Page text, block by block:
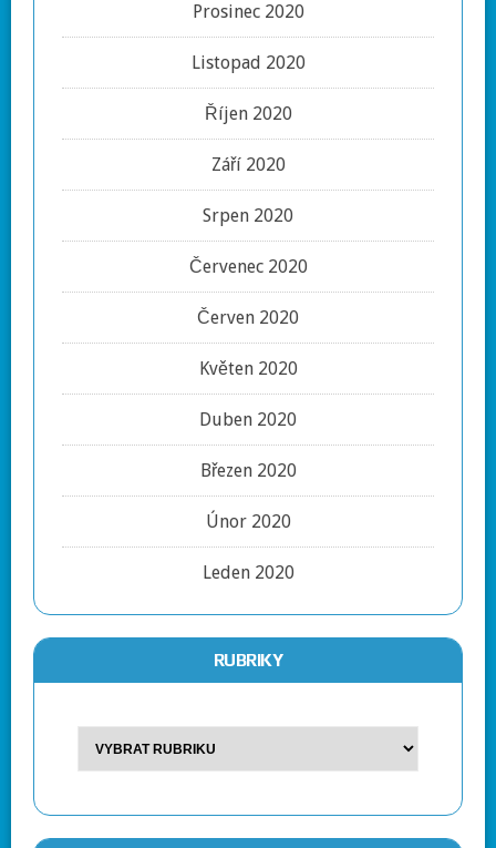
Prosinec 2020
Listopad 2020
Říjen 2020
Září 2020
Srpen 2020
Červenec 2020
Červen 2020
Květen 2020
Duben 2020
Březen 2020
Únor 2020
Leden 2020
RUBRIKY